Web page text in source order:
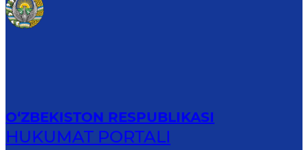
O‘ZBEKISTON RESPUBLIKASI
HUKUMAT PORTALI